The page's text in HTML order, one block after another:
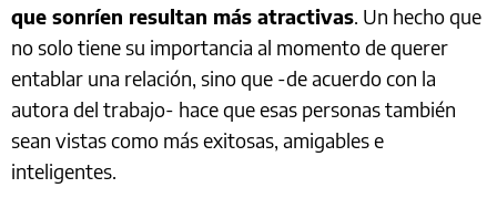
que sonríen resultan más atractivas. Un hecho que
no solo tiene su importancia al momento de querer
entablar una relación, sino que -de acuerdo con la
autora del trabajo- hace que esas personas también
sean vistas como más exitosas, amigables e
inteligentes.